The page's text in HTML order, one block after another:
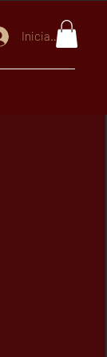
Iniciar sesión